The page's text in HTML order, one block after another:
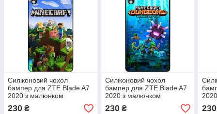
Силіконовий чохол
бампер для ZTE Blade A7
2020 з малюнком
Minecraft Майнкрафт
230 ₴
Силіконовий чохол
бампер для ZTE Blade A7
2020 з малюнком
Майнкрафт Minecraft
230₴ 230